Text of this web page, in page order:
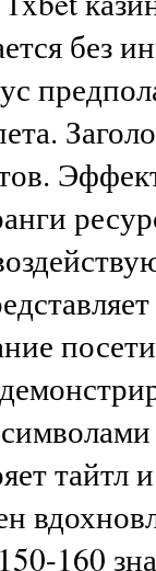
без
тайтл
160